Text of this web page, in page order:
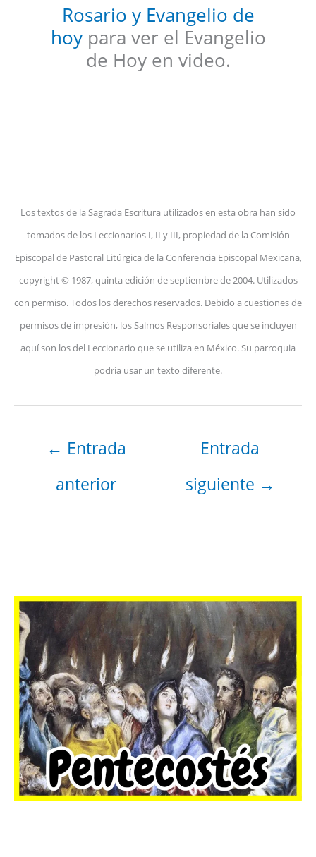
Rosario y Evangelio de
hoypara ver el Evangelio
de Hoy en video.
Los textos de la Sagrada Escritura utilizados en esta obra han sido
tomados de los Leccionarios I, II y III, propiedad de la Comisión
Episcopal de Pastoral Litúrgica de la Conferencia Episcopal Mexicana,
copyright © 1987, quinta edición de septiembre de 2004. Utilizados
con permiso. Todos los derechos reservados. Debido a cuestiones de
permisos de impresión, los Salmos Responsoriales que se incluyen
aquí son los del Leccionario que se utiliza en México. Su parroquia
podría usar un texto diferente.
← Entrada
anterior
Entrada
siguiente →